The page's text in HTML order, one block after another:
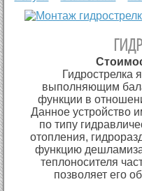
Гидрострелка
выполняющим
функции в
Данное устройство
по типу
отопления,
функцию
теплоносителя
позволяет его